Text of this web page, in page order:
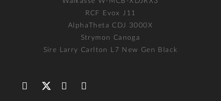
RCF Evox J11
AlphaTheta CDJ 3000X
Strymon Canoga
Sire Larry Carlton L7 New Gen Black